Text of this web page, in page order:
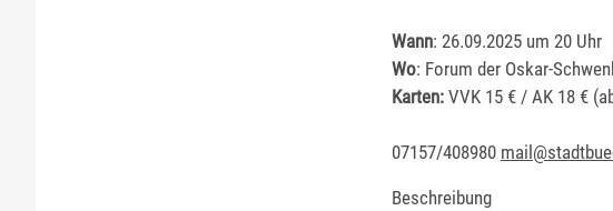
Wann: 26.09.2025 um 20 Uhr
Wo: Forum der Oskar-
Karten: VVK 15 € / AK 18 €
07157/408980
Beschreibung